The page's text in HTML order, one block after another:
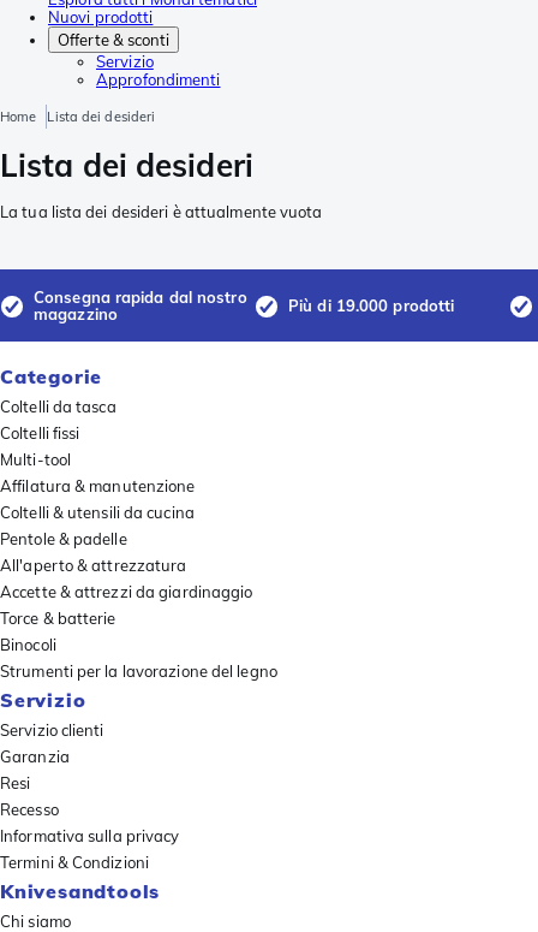
Nuovi prodotti
Offerte & sconti
Servizio
Approfondimenti
Home Lista dei desideri
Lista dei desideri
La tua lista dei desideri è attualmente vuota
Consegna rapida dal nostro
magazzino
Più di 19.000 prodotti
Categorie
Coltelli da tasca
Coltelli fissi
Multi-tool
Affilatura & manutenzione
Coltelli & utensili da cucina
Pentole & padelle
All'aperto & attrezzatura
Accette & attrezzi da giardinaggio
Torce & batterie
Binocoli
Strumenti per la lavorazione del legno
Servizio
Servizio clienti
Garanzia
Resi
Recesso
Informativa sulla privacy
Termini & Condizioni
Knivesandtools
Chi siamo